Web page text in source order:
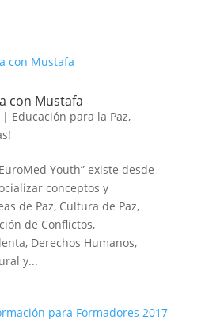
con Mustafa
Educación para la Paz,
Youth” existe desde
conceptos y
de Paz, Cultura de Paz,
de Conflictos,
Derechos Humanos,
y...